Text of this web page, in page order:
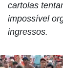
cartolas
impossível
ingressos.